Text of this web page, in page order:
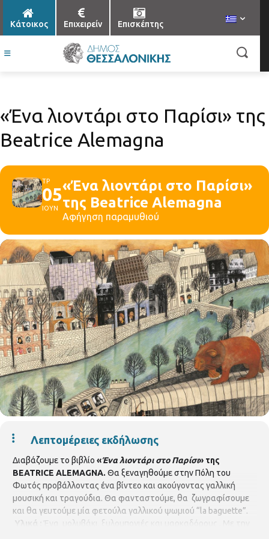
Κάτοικος Επιχειρείν Επισκέπτης
«Ένα λιοντάρι στο Παρίσι» της
Beatrice Alemagna
ΤΡ
05
ΙΟΥΝ
«Ένα λιοντάρι στο Παρίσι»
της Beatrice Alemagna
Αφήγηση παραμυθιού
Λεπτομέρειες εκδήλωσης
Διαβάζουμε το βιβλίο «Ένα λιοντάρι στο Παρίσι» της
BEATRICE ALEMAGNA. Θα ξεναγηθούμε στην Πόλη του
Φωτός προβάλλοντας ένα βίντεο και ακούγοντας γαλλική
μουσική και τραγούδια. Θα φανταστούμε, θα ζωγραφίσουμε
και θα γευτούμε μία φετούλα γαλλικού ψωμιού “la baguette”.
Υλικά :
Ένα μολυβάκι, ξυλομπογιές και μαρκαδόρους . Με την